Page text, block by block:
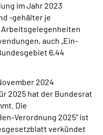
im Jahr 2023
-gehälter je
auch „Ein-
6,44
2024
2025 hat der Bundesrat
Die
Verordnung 2025“ ist
verkündet